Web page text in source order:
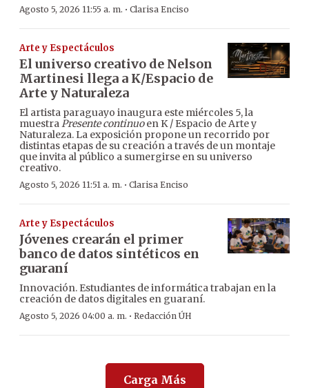
Agosto 5, 2026 11:55 a. m. · Clarisa Enciso
Arte y Espectáculos
El universo creativo de Nelson
Martinesi llega a K/Espacio de
Arte y Naturaleza
El artista paraguayo inaugura este miércoles 5, la
muestraPresente continuoen K / Espacio de Arte y
Naturaleza. La exposición propone un recorrido por
distintas etapas de su creación a través de un montaje
que invita al público a sumergirse en su universo
creativo.
Agosto 5, 2026 11:51 a. m. · Clarisa Enciso
Arte y Espectáculos
Jóvenes crearán el primer
banco de datos sintéticos en
guaraní
Innovación. Estudiantes de informática trabajan en la
creación de datos digitales en guaraní.
Agosto 5, 2026 04:00 a. m. · Redacción ÚH
Carga Más